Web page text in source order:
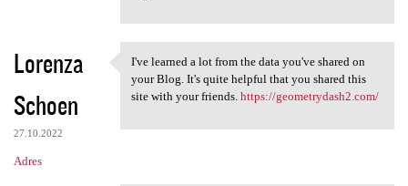
Lorenza
Schoen
27.10.2022
Adres
I've learned a lot from the
I've learned a lot from the data you've shared on
your Blog. It's quite helpful that you shared this
site with your friends. https://geometrydash2.com/